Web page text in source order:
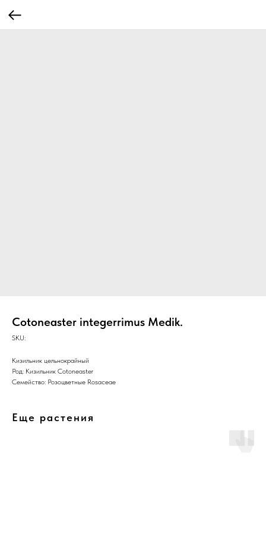
Cotoneaster integerrimus Medik.
SKU:
Кизильник цельнокрайный
Род: Кизильник Cotoneaster
Семейство: Розоцветные Rosaceae
Еще растения